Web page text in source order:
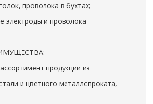
проволока в бухтах;
и проволока
продукции из
и цветного металлопроката,